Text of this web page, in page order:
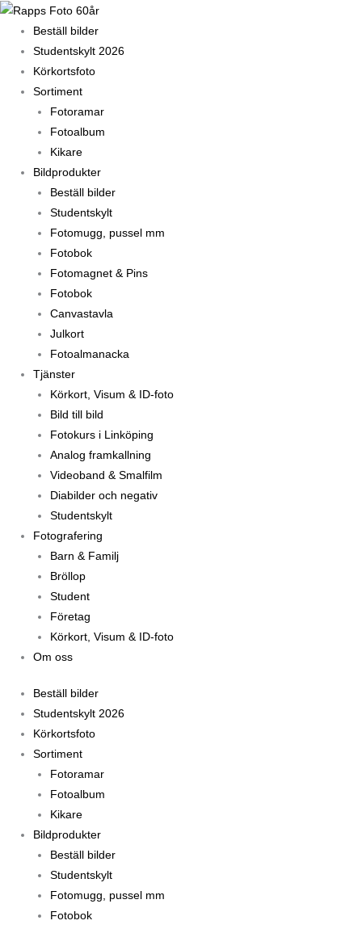
Hoppa
innehåll
Beställ bilder
Studentskylt 2026
Körkortsfoto
Sortiment
Fotoramar
Fotoalbum
Kikare
Bildprodukter
Beställ bilder
Studentskylt
Fotomugg, pussel mm
Fotobok
Fotomagnet & Pins
Fotobok
Canvastavla
Julkort
Fotoalmanacka
Tjänster
Körkort, Visum & ID-foto
Bild till bild
Fotokurs i Linköping
Analog framkallning
Videoband & Smalfilm
Diabilder och negativ
Studentskylt
Fotografering
Barn & Familj
Bröllop
Student
Företag
Körkort, Visum & ID-foto
Om oss
Beställ bilder
Studentskylt 2026
Körkortsfoto
Sortiment
Fotoramar
Fotoalbum
Kikare
Bildprodukter
Beställ bilder
Studentskylt
Fotomugg, pussel mm
Fotobok